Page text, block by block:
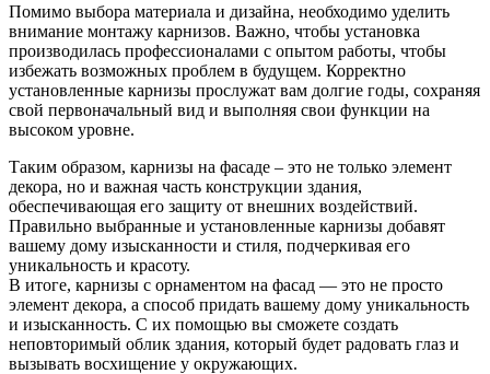
Помимо выбора материала и дизайна, необходимо уделить
внимание монтажу карнизов. Важно, чтобы установка
производилась профессионалами с опытом работы, чтобы
избежать возможных проблем в будущем. Корректно
установленные карнизы прослужат вам долгие годы, сохраняя
свой первоначальный вид и выполняя свои функции на
высоком уровне.
Таким образом, карнизы на фасаде – это не только элемент
декора, но и важная часть конструкции здания,
обеспечивающая его защиту от внешних воздействий.
Правильно выбранные и установленные карнизы добавят
вашему дому изысканности и стиля, подчеркивая его
уникальность и красоту.
В итоге, карнизы с орнаментом на фасад — это не просто
элемент декора, а способ придать вашему дому уникальность
и изысканность. С их помощью вы сможете создать
неповторимый облик здания, который будет радовать глаз и
вызывать восхищение у окружающих.